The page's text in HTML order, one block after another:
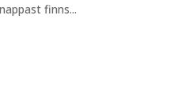
finns...